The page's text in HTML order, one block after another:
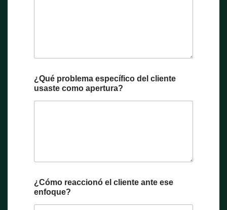
¿Qué problema específico del cliente
usaste como apertura?
¿Cómo reaccionó el cliente ante ese
enfoque?